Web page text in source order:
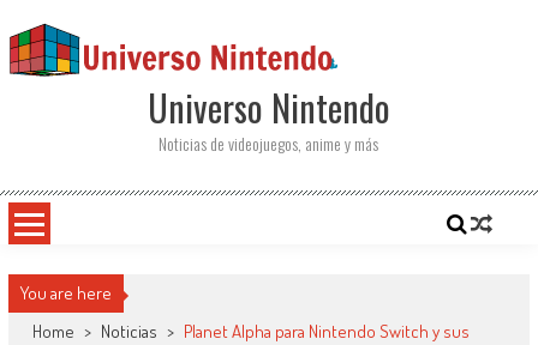
Universo Nintendo
Noticias de videojuegos, anime y más
You are here
Home > Noticias > Planet Alpha para Nintendo Switch y sus